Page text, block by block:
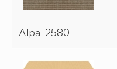
Alpa-2580